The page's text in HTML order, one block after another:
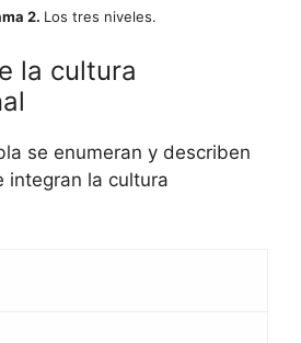
2. Los tres niveles.
la cultura
se enumeran y describen
integran la cultura